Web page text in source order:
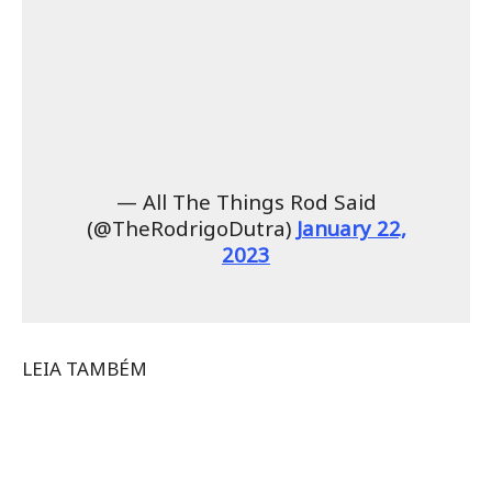
— All The Things Rod Said
(@TheRodrigoDutra) January 22,
2023
LEIA TAMBÉM